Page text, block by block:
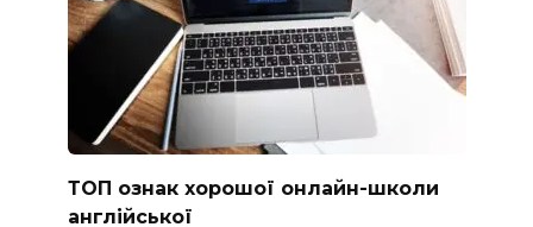
ТОП ознак хорошої онлайн-школи
англійської